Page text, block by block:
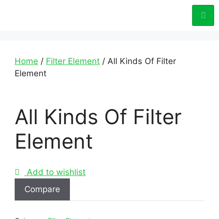
Home / Filter Element / All Kinds Of Filter
Element
All Kinds Of Filter
Element
Add to wishlist
Compare